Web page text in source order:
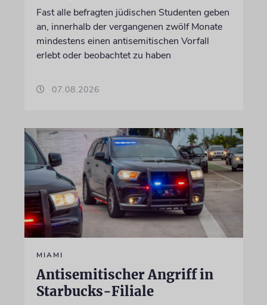
Fast alle befragten jüdischen Studenten geben
an, innerhalb der vergangenen zwölf Monate
mindestens einen antisemitischen Vorfall
erlebt oder beobachtet zu haben
07.08.2026
MIAMI
Antisemitischer Angriff in
Starbucks-Filiale